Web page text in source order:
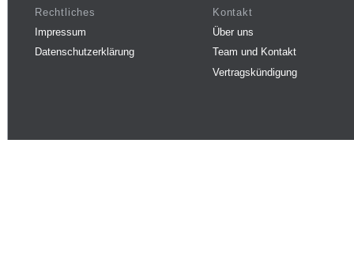
Rechtliches
Impressum
Datenschutzerklärung
Kontakt
Über uns
Team und Kontakt
Vertragskündigung